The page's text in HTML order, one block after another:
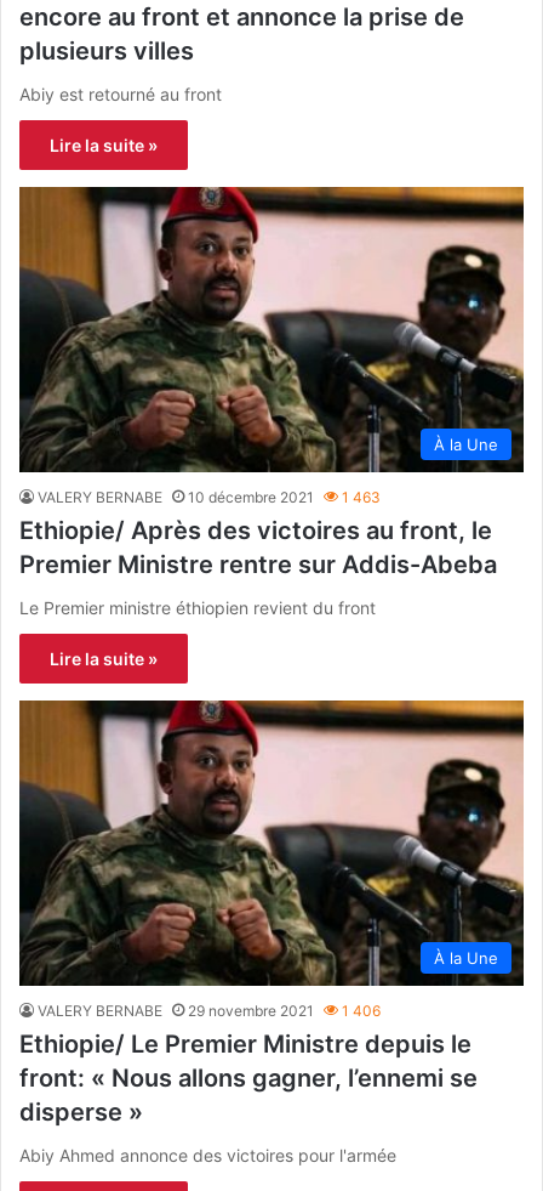
encore au front et annonce la prise de
plusieurs villes
Abiy est retourné au front
Lire la suite »
À la Une
VALERY BERNABE 10 décembre 2021 1 463
Ethiopie/ Après des victoires au front, le
Premier Ministre rentre sur Addis-Abeba
Le Premier ministre éthiopien revient du front
Lire la suite »
À la Une
VALERY BERNABE 29 novembre 2021 1 406
Ethiopie/ Le Premier Ministre depuis le
front: « Nous allons gagner, l’ennemi se
disperse »
Abiy Ahmed annonce des victoires pour l'armée